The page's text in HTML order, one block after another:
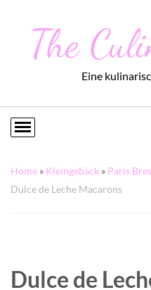
The
Eine
Home » Kleingebäck » Paris
Dulce de Leche Macarons
Dulce de